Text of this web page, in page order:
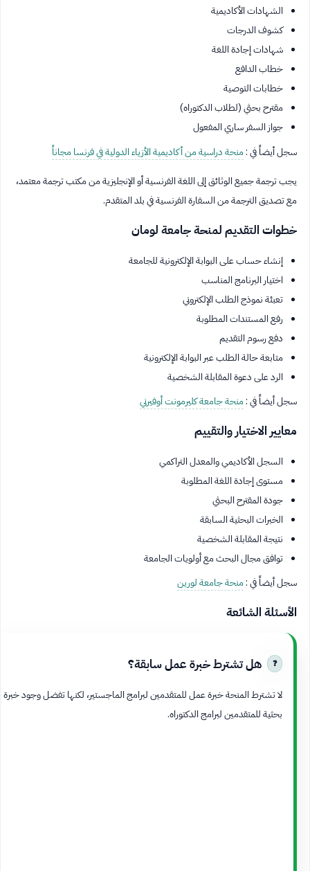
الشهادات الأكاديمية
كشوف الدرجات
شهادات إجادة اللغة
خطاب الدافع
خطابات التوصية
مقترح بحثي (لطلاب الدكتوراه)
جواز السفر ساري المفعول
سجل أيضاً في :منحة دراسية من أكاديمية الأزياء الدولية في فرنسا مجاناً
يجب ترجمة جميع الوثائق إلى اللغة الفرنسية أو الإنجليزية من مكتب ترجمة معتمد،
مع تصديق الترجمة من السفارة الفرنسية في بلد المتقدم.
خطوات التقديم لمنحة جامعة لومان
إنشاء حساب على البوابة الإلكترونية للجامعة
اختيار البرنامج المناسب
تعبئة نموذج الطلب الإلكتروني
رفع المستندات المطلوبة
دفع رسوم التقديم
متابعة حالة الطلب عبر البوابة الإلكترونية
الرد على دعوة المقابلة الشخصية
سجل أيضاً في :منحة جامعة كليرمونت أوفيرني
معايير الاختيار والتقييم
السجل الأكاديمي والمعدل التراكمي
مستوى إجادة اللغة المطلوبة
جودة المقترح البحثي
الخبرات البحثية السابقة
نتيجة المقابلة الشخصية
توافق مجال البحث مع أولويات الجامعة
سجل أيضاً في :منحة جامعة لورين
الأسئلة الشائعة
هل تشترط خبرة عمل سابقة؟
لا تشترط المنحة خبرة عمل للمتقدمين لبرامج الماجستير، لكنها تفضل وجود خبرة
بحثية للمتقدمين لبرامج الدكتوراه.